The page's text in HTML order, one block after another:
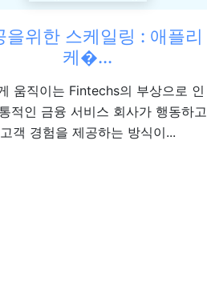
을위한 스케일링 : 애플리
케�...
움직이는 Fintechs의 부상으로 인
적인 금융 서비스 회사가 행동하고
고객 경험을 제공하는 방식이...